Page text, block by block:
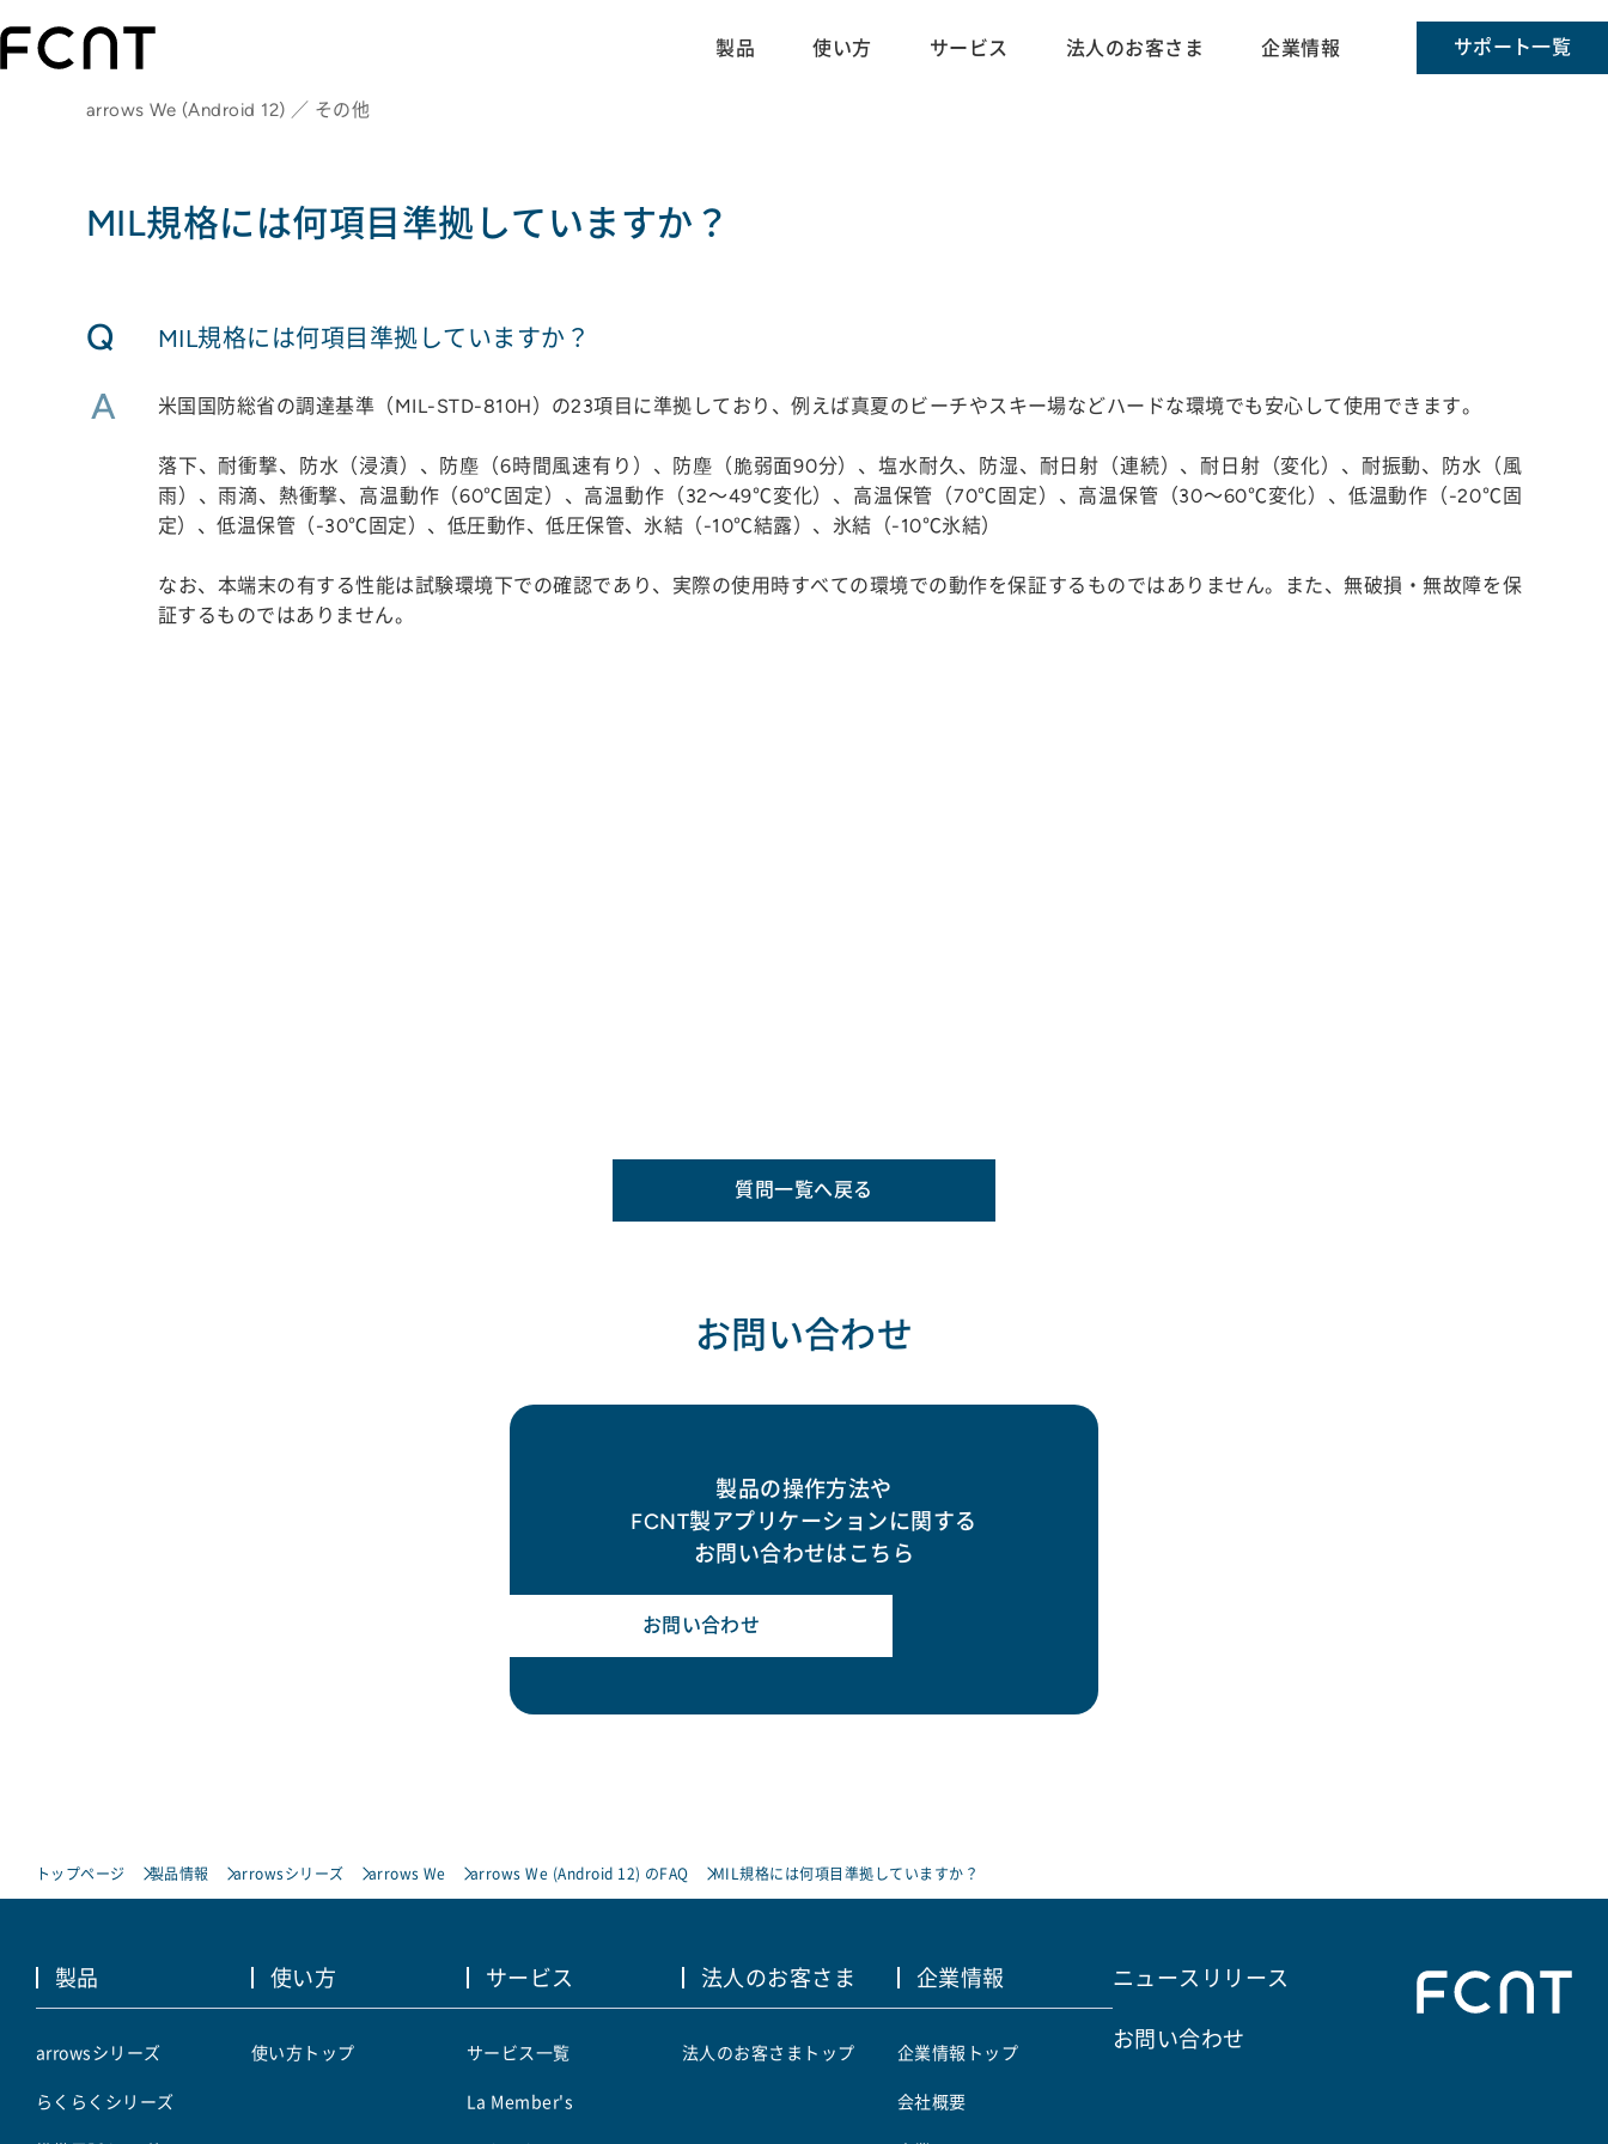
製品 使い方 サービス 法人のお客さま 企業情報 サポート一覧
arrows We (Android 12) ／ その他
MIL規格には何項目準拠していますか？
Q MIL規格には何項目準拠していますか？
A 米国国防総省の調達基準（MIL-STD-810H）の23項目に準拠しており、例えば真夏のビーチやスキー場などハードな環境でも安心して使用できます。
落下、耐衝撃、防水（浸漬）、防塵（6時間風速有り）、防塵（脆弱面90分）、塩水耐久、防湿、耐日射（連続）、耐日射（変化）、耐振動、防水（風
雨）、雨滴、熱衝撃、高温動作（60℃固定）、高温動作（32～49℃変化）、高温保管（70℃固定）、高温保管（30～60℃変化）、低温動作（-20℃固
定）、低温保管（-30℃固定）、低圧動作、低圧保管、氷結（-10℃結露）、氷結（-10℃氷結）
なお、本端末の有する性能は試験環境下での確認であり、実際の使用時すべての環境での動作を保証するものではありません。また、無破損・無故障を保
証するものではありません。
質問一覧へ戻る
お問い合わせ
製品の操作方法や
FCNT製アプリケーションに関する
お問い合わせはこちら
お問い合わせ
トップページ 製品情報 arrowsシリーズ arrows We arrows We (Android 12) のFAQ MIL規格には何項目準拠していますか？
製品
arrowsシリーズ
らくらくシリーズ
使い方
使い方トップ
サービス
サービス一覧
La Member's
法人のお客さま
法人のお客さまトップ
企業情報
企業情報トップ
会社概要
ニュースリリース
お問い合わせ